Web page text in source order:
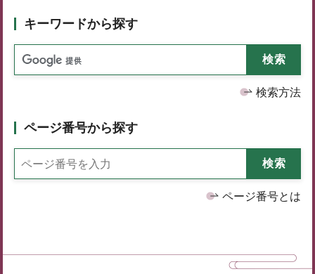
キーワードから探す
検索方法
ページ番号から探す
ページ番号とは